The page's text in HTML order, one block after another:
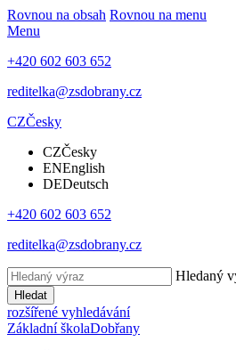
Rovnou na obsah Rovnou na menu
Menu
+420 602 603 652
reditelka@zsdobrany.cz
CZČesky
CZČesky
ENEnglish
DEDeutsch
+420 602 603 652
reditelka@zsdobrany.cz
Hledaný
Hledat
rozšířené vyhledávání
Základní školaDobřany